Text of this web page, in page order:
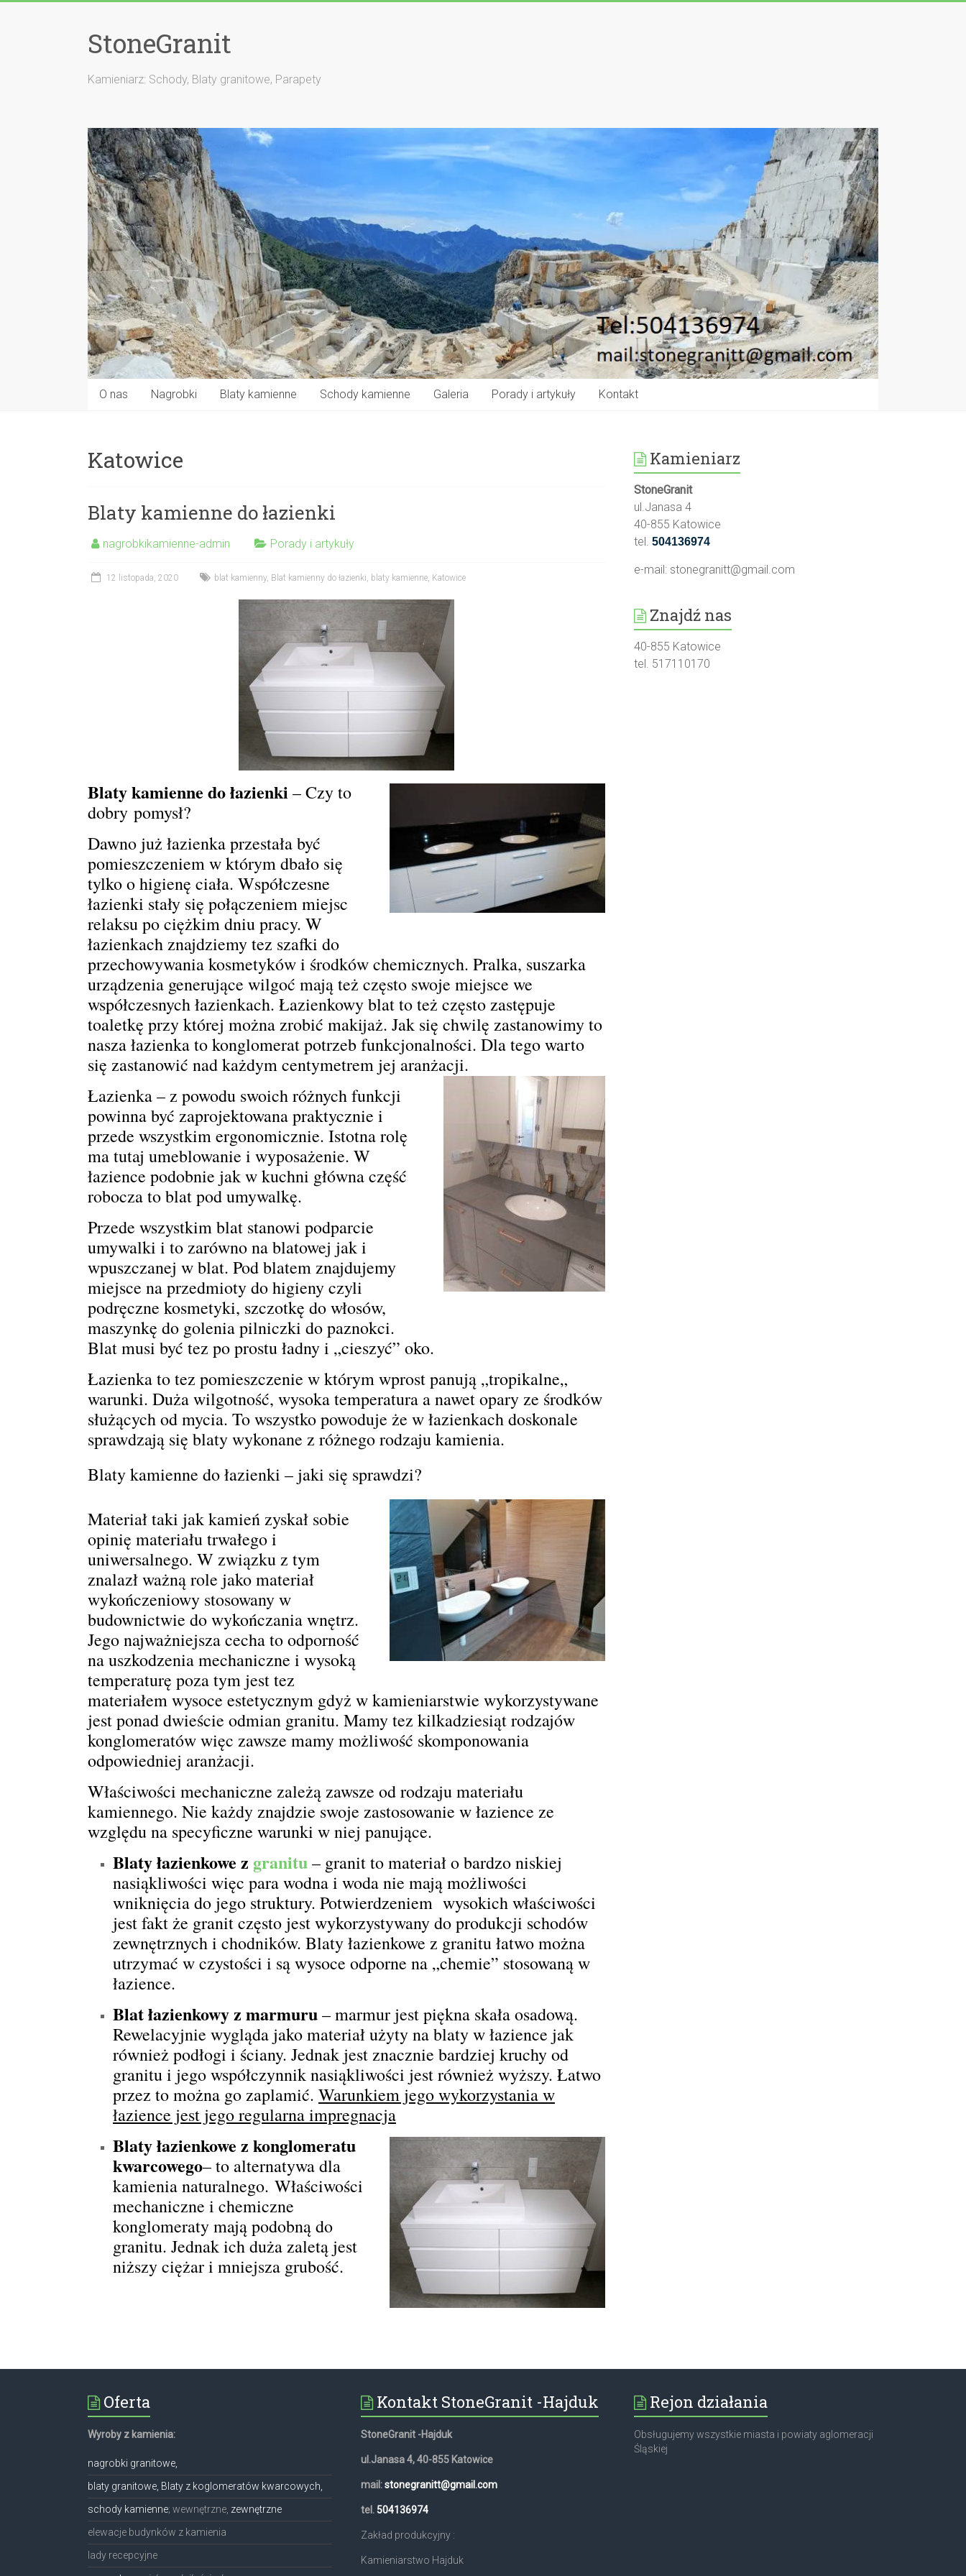
StoneGranit
Kamieniarz: Schody, Blaty granitowe, Parapety
O nas Nagrobki Blaty kamienne Schody kamienne Galeria Porady i artykuły Kontakt
Katowice
Blaty kamienne do łazienki
nagrobkikamienne-admin Porady i artykuły
12 listopada, 2020 blat kamienny, Blat kamienny do łazienki blaty kamienne Katowice
Blaty kamienne do łazienki – Czy to
dobry pomysł?
Dawno już łazienka przestała być
pomieszczeniem w którym dbało się
tylko o higienę ciała. Współczesne
łazienki stały się połączeniem miejsc
relaksu po ciężkim dniu pracy. W
łazienkach znajdziemy tez szafki do
przechowywania kosmetyków i środków chemicznych. Pralka, suszarka
urządzenia generujące wilgoć mają też często swoje miejsce we
współczesnych łazienkach. Łazienkowy blat to też często zastępuje
toaletkę przy której można zrobić makijaż. Jak się chwilę zastanowimy to
nasza łazienka to konglomerat potrzeb funkcjonalności. Dla tego warto
się zastanowić nad każdym centymetrem jej aranżacji.
Łazienka– z powodu swoich różnych funkcji
powinna być zaprojektowana praktycznie i
przede wszystkim ergonomicznie. Istotna rolę
ma tutaj umeblowanie i wyposażenie. W
łazience podobnie jak w kuchni główna część
robocza to blat pod umywalkę.
Przede wszystkim blat stanowi podparcie
umywalki i to zarówno na blatowej jak i
wpuszczanej w blat. Pod blatem znajdujemy
miejsce na przedmioty do higieny czyli
podręczne kosmetyki, szczotkę do włosów,
maszynkę do golenia pilniczki do paznokci.
Blat musi być tez po prostu ładny i „cieszyć” oko.
Łazienka to tez pomieszczenie w którym wprost panują „tropikalne„
warunki. Duża wilgotność, wysoka temperatura a nawet opary ze środków
służących od mycia. To wszystko powoduje że w łazienkach doskonale
sprawdzają się blaty wykonane z różnego rodzaju kamienia.
Blaty kamienne do łazienki – jaki się sprawdzi?
Materiał taki jak kamień zyskał sobie
opinię materiału trwałego i
uniwersalnego. W związku z tym
znalazł ważną role jako materiał
wykończeniowy stosowany w
budownictwie do wykończania wnętrz.
Jego najważniejsza cecha to odporność
na uszkodzenia mechaniczne i wysoką
temperaturę poza tym jest tez
materiałem wysoce estetycznym gdyż w kamieniarstwie wykorzystywane
jest ponad dwieście odmian granitu. Mamy tez kilkadziesiąt rodzajów
konglomeratów więc zawsze mamy możliwość skomponowania
odpowiedniej aranżacji.
Właściwości mechaniczne zależą zawsze od rodzaju materiału
kamiennego. Nie każdy znajdzie swoje zastosowanie w łazience ze
względu na specyficzne warunki w niej panujące.
Blaty łazienkowe z granitu– granit to materiał o bardzo niskiej
nasiąkliwości więc para wodna i woda nie mają możliwości
wniknięcia do jego struktury. Potwierdzeniem wysokich właściwości
jest fakt że granit często jest wykorzystywany do produkcji schodów
zewnętrznych i chodników. Blaty łazienkowe z granitu łatwo można
utrzymać w czystości i są wysoce odporne na „chemie” stosowaną w
łazience.
Blat łazienkowy z marmuru– marmur jest piękna skała osadową.
Rewelacyjnie wygląda jako materiał użyty na blaty w łazience jak
również podłogi i ściany. Jednak jest znacznie bardziej kruchy od
granitu i jego współczynnik nasiąkliwości jest również wyższy. Łatwo
przez to można go zaplamić. Warunkiem jego wykorzystania w
łazience jest jego regularna impregnacja
Blaty łazienkowe z konglomeratu
kwarcowego– to alternatywa dla
kamienia naturalnego. Właściwości
mechaniczne i chemiczne
konglomeraty mają podobną do
granitu. Jednak ich duża zaletą jest
niższy ciężar i mniejsza grubość.
Kamieniarz
StoneGranit
ul.Janasa 4
40-855 Katowice
tel. 504136974
e-mail: stonegranitt@gmail.com
Znajdź nas
40-855 Katowice
tel. 517110170
Oferta
Wyroby z kamienia:
nagrobki granitowe,
blaty granitowe, Blaty z koglomeratów kwarcowych,
schody kamienne; wewnętrzne, zewnętrzne
elewacje budynków z kamienia
lady recepcyjne
Kontakt StoneGranit -Hajduk
StoneGranit -Hajduk
ul.Janasa 4, 40-855 Katowice
mail:stonegranitt@gmail.com
tel. 504136974
Zakład produkcyjny :
Kamieniarstwo Hajduk
Rejon działania
Obsługujemy wszystkie miasta i powiaty aglomeracji
Śląskiej